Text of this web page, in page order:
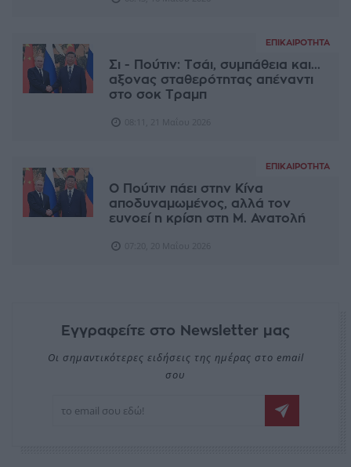
ΕΠΙΚΑΙΡΌΤΗΤΑ
Σι - Πούτιν: Τσάι, συμπάθεια και...
αξονας σταθερότητας απέναντι
στο σοκ Τραμπ
ΕΠΙΚΑΙΡΌΤΗΤΑ
Ο Πούτιν πάει στην Κίνα
αποδυναμωμένος, αλλά τον
ευνοεί η κρίση στη Μ. Ανατολή
Εγγραφείτε στο Newsletter μας
Οι σημαντικότερες ειδήσεις της ημέρας στο email
σου